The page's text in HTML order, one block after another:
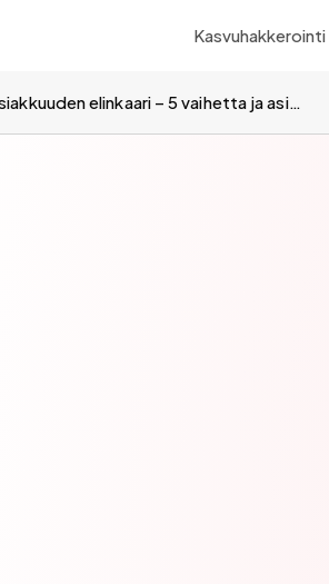
Kasvuhakkerointi
Asiakkuuden elinkaari – 5 vaihetta ja asiakaspolun optimointi